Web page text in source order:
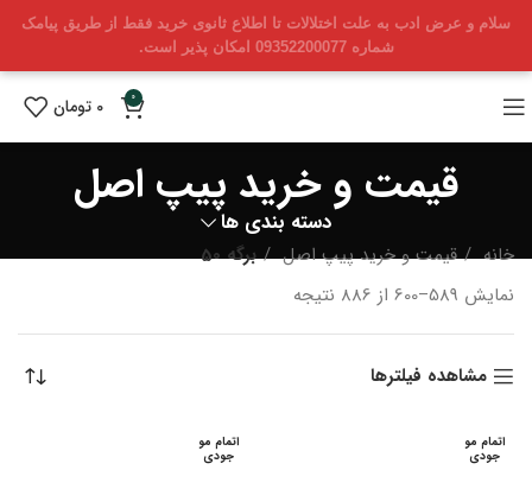
سلام و عرض ادب به علت اختلالات تا اطلاع ثانوی خرید فقط از طریق پیامک
شماره 09352200077 امکان پذیر است.
0
0 تومان
قیمت و خرید پیپ اصل
دسته بندی ها
خانه قیمت و خرید پیپ اصل
برگه 50
نمایش 589–600 از 886 نتیجه
مشاهده فیلترها
اتمام مو
جودی
اتمام مو
جودی